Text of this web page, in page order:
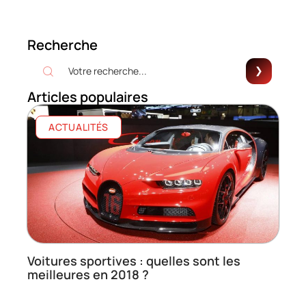
Recherche
Articles populaires
ACTUALITÉS
Voitures sportives : quelles sont les
meilleures en 2018 ?